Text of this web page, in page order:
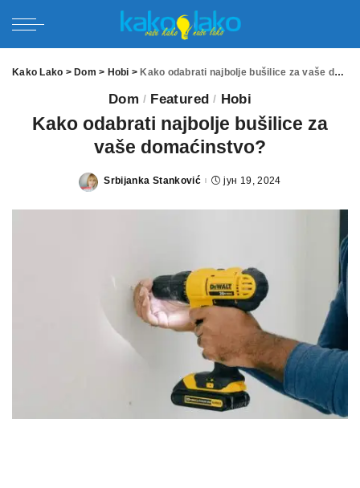
Kako Lako > Dom > Hobi > Kako odabrati najbolje bušilice za vaše domaćinstvo?
Dom Featured Hobi
Kako odabrati najbolje bušilice za
vaše domaćinstvo?
Posted
Srbijanka Stanković јун 19, 2024